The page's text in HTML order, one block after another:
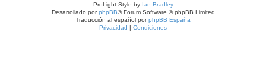
ProLight Style by Ian Bradley
Desarrollado porphpBB® Forum Software © phpBB Limited
Traducción al español porphpBB España
Privacidad | Condiciones